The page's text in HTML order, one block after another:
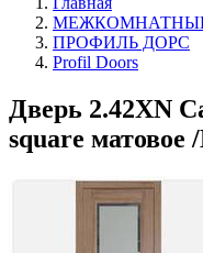
ПРОФИЛЬ ДОРС
Profil Doors
Дверь 2.42ХN
square матовое